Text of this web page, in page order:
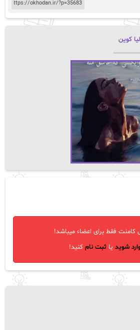
کوین
کامنت فقط برای اعضاء میباشد!
شوید یاثبت نام کنید!